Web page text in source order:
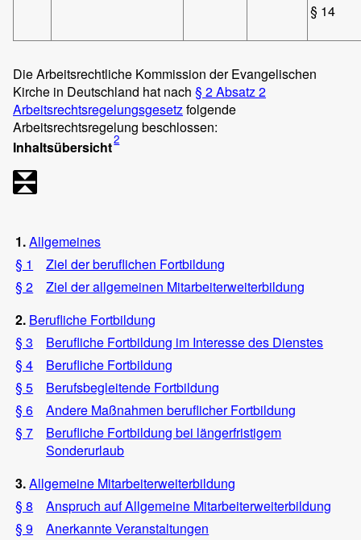
§ 14
Die Arbeitsrechtliche Kommission der Evangelischen
Kirche in Deutschland hat nach § 2 Absatz 2
Arbeitsrechtsregelungsgesetzfolgende
Arbeitsrechtsregelung beschlossen:
Inhaltsübersicht2
1.Allgemeines
§ 1
Ziel der beruflichen Fortbildung
§ 2
Ziel der allgemeinen Mitarbeiterweiterbildung
2. Berufliche Fortbildung
§ 3
Berufliche Fortbildung im Interesse des Dienstes
§ 4
Berufliche Fortbildung
§ 5
Berufsbegleitende Fortbildung
§ 6
Andere Maßnahmen beruflicher Fortbildung
§ 7
Berufliche Fortbildung bei längerfristigem
Sonderurlaub
3.Allgemeine Mitarbeiterweiterbildung
§ 8
Anspruch auf Allgemeine Mitarbeiterweiterbildung
§ 9
Anerkannte Veranstaltungen